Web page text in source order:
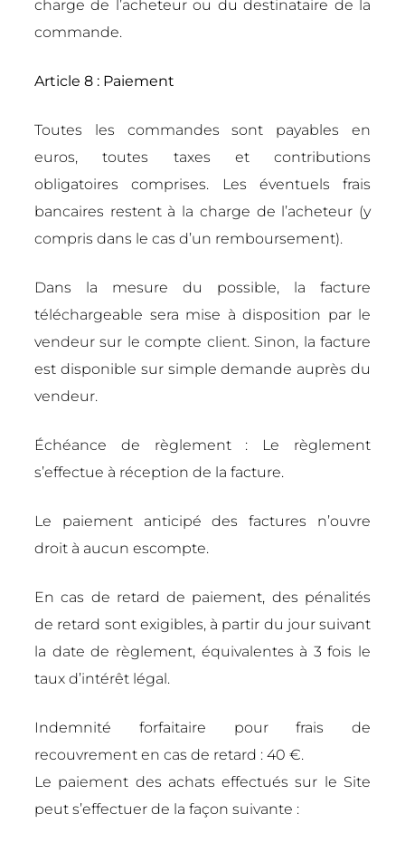
charge de l’acheteur ou du destinataire de la
commande.
Article 8 : Paiement
Toutes les commandes sont payables en
euros, toutes taxes et contributions
obligatoires comprises. Les éventuels frais
bancaires restent à la charge de l’acheteur (y
compris dans le cas d’un remboursement).
Dans la mesure du possible, la facture
téléchargeable sera mise à disposition par le
vendeur sur le compte client. Sinon, la facture
est disponible sur simple demande auprès du
vendeur.
Échéance de règlement : Le règlement
s’effectue à réception de la facture.
Le paiement anticipé des factures n’ouvre
droit à aucun escompte.
En cas de retard de paiement, des pénalités
de retard sont exigibles, à partir du jour suivant
la date de règlement, équivalentes à 3 fois le
taux d’intérêt légal.
Indemnité forfaitaire pour frais de
recouvrement en cas de retard : 40 €.
Le paiement des achats effectués sur le Site
peut s’effectuer de la façon suivante :